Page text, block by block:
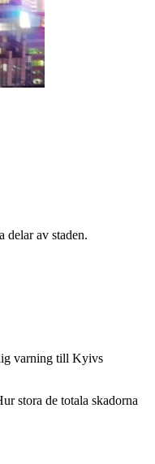
delar av staden.
varning till Kyivs
stora de totala skadorna